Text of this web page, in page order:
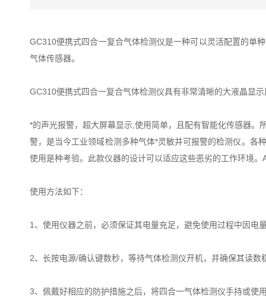
GC310便携式四合一复合气体检测仪是一种可以灵活配置的单
气体传感器。
GC310便携式四合一复合气体检测仪具有非常清晰的大液晶显
*的声光报警，超大屏幕显示,使用简单，且配有智能化传感器
警，是当今工业领域检测多种气体*灵敏并可报警的检测仪。各
使用是种考验。此款仪器的设计可以适应这些恶劣的工作环境
使用方法如下：
1、使用仪器之前，必须保证其电量充足，避免使用过程中因电
2、长按电源/确认键数秒，等待气体检测仪开机，并确保其读数
3、佩戴好相应的防护措施之后，将四合一气体检测仪手持或使